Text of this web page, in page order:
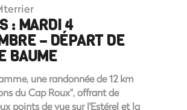
: MARDI 4
– DÉPART DE
BAUME
une randonnée de 12 km
du Cap Roux", offrant de
points de vue sur l'Estérel et la